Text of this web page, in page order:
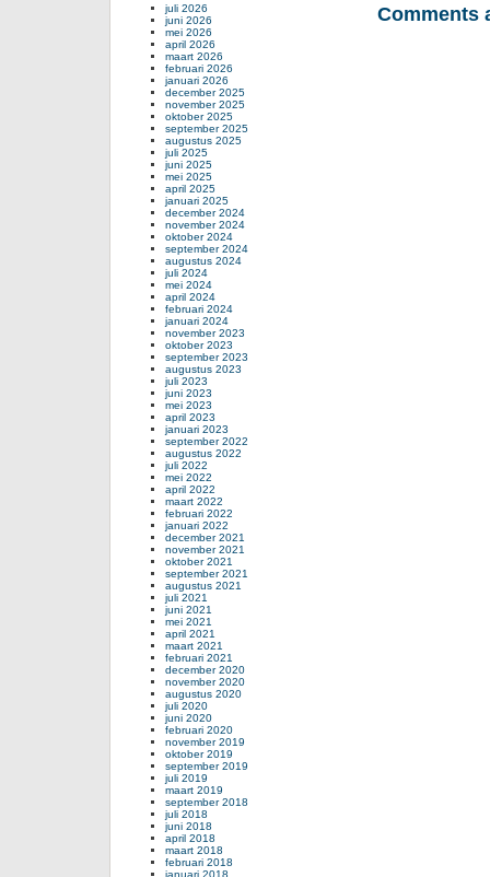
Comments
juli 2026
juni 2026
mei 2026
april 2026
maart 2026
februari 2026
januari 2026
december 2025
november 2025
oktober 2025
september 2025
augustus 2025
juli 2025
juni 2025
mei 2025
april 2025
januari 2025
december 2024
november 2024
oktober 2024
september 2024
augustus 2024
juli 2024
mei 2024
april 2024
februari 2024
januari 2024
november 2023
oktober 2023
september 2023
augustus 2023
juli 2023
juni 2023
mei 2023
april 2023
januari 2023
september 2022
augustus 2022
juli 2022
mei 2022
april 2022
maart 2022
februari 2022
januari 2022
december 2021
november 2021
oktober 2021
september 2021
augustus 2021
juli 2021
juni 2021
mei 2021
april 2021
maart 2021
februari 2021
december 2020
november 2020
augustus 2020
juli 2020
juni 2020
februari 2020
november 2019
oktober 2019
september 2019
juli 2019
maart 2019
september 2018
juli 2018
juni 2018
april 2018
maart 2018
februari 2018
januari 2018